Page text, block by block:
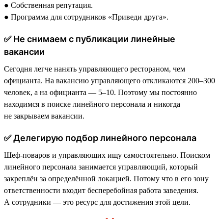
● Собственная репутация.
● Программа для сотрудников «Приведи друга».
✅ Не снимаем с публикации линейные
вакансии
Сегодня легче нанять управляющего рестораном, чем
официанта. На вакансию управляющего откликаются 200–300
человек, а на официанта — 5–10. Поэтому мы постоянно
находимся в поиске линейного персонала и никогда
не закрываем вакансии.
✅ Делегирую подбор линейного персонала
Шеф-поваров и управляющих ищу самостоятельно. Поиском
линейного персонала занимается управляющий, который
закреплён за определённой локацией. Потому что в его зону
ответственности входит бесперебойная работа заведения.
А сотрудники — это ресурс для достижения этой цели.